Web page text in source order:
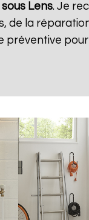
sous Lens. Je
de la
préventive